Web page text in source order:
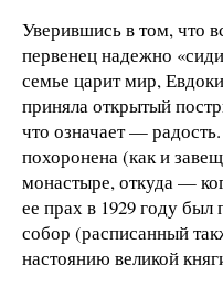
Уверившись в том, что
первенец надежно
семье царит мир,
приняла открытый
что означает —
похоронена (как и
монастыре, откуда —
ее прах в 1929 году был
собор (расписанный
настоянию великой